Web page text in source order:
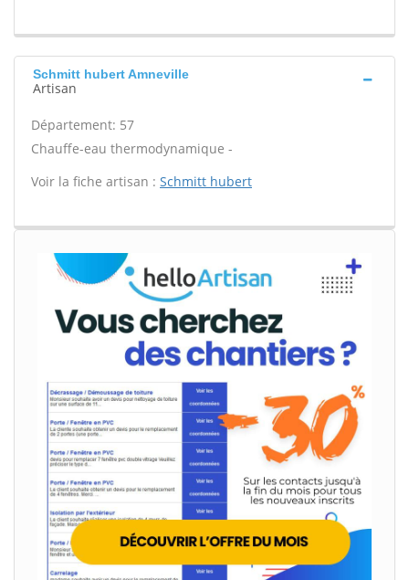
Schmitt hubert Amneville
Artisan
Département: 57
Chauffe-eau thermodynamique -
Voir la fiche artisan : Schmitt hubert